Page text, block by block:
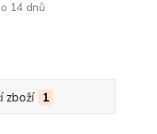
14 dnů
zboží 1